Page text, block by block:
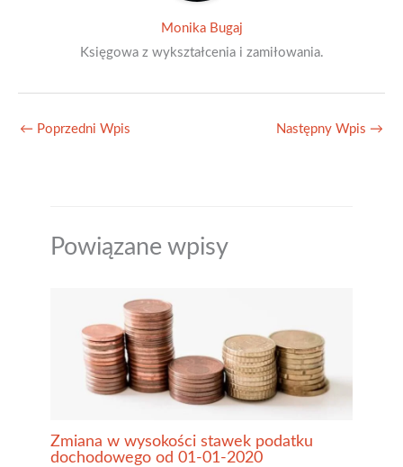
Monika Bugaj
Księgowa z wykształcenia i zamiłowania.
← Poprzedni Wpis Następny Wpis →
Powiązane wpisy
Zmiana w wysokości stawek podatku
dochodowego od 01-01-2020